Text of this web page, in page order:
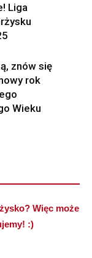
Liga
znów się
rok
Wieku
Więc może
:)